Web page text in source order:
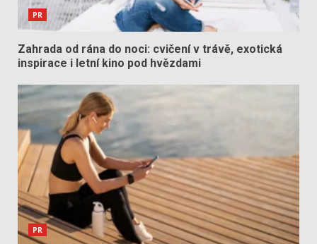
PR
Zahrada od rána do noci: cvičení v trávě, exotická
inspirace i letní kino pod hvězdami
PR